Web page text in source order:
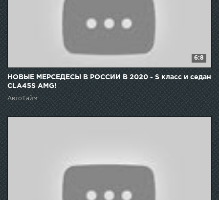
6:8
НОВЫЕ МЕРСЕДЕСЫ В РОССИИ В 2020 - S класс и седан
CLA45S AMG!
АвтоТайм